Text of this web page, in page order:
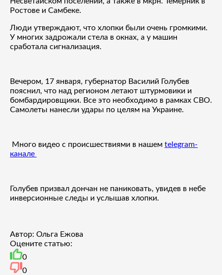
Ростове и Самбеке.
Люди утверждают, что хлопки были очень громкими.
У многих задрожали стела в окнах, а у машин
сработала сигнализация.
Вечером, 17 января, губернатор Василий Голубев
пояснил, что над регионом летают штурмовики и
бомбардировщики. Все это необходимо в рамках СВО.
Самолеты нанесли удары по целям на Украине.
Много видео с происшествиями в нашем telegram-
канале
Голубев призвал дончан не паниковать, увидев в небе
инверсионные следы и услышав хлопки.
Автор: Ольга Ежова
Оцените статью:
0
0